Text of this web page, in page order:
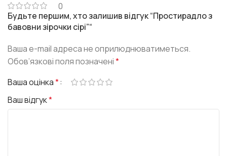
0
Будьте першим, хто залишив відгук “Простирадло з
бавовни зірочки сірі”“
Ваша e-mail адреса не оприлюднюватиметься.
Обов’язкові поля позначені*
Ваша оцінка*
Ваш відгук*